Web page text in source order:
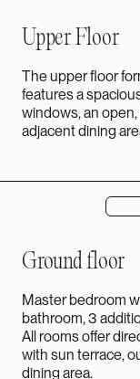
Upper Floor
The upper floor
features a
windows, an
adjacent dining
Ground floor
Master bedroom
bathroom, 3
All rooms offer
with sun terrace,
dining area.